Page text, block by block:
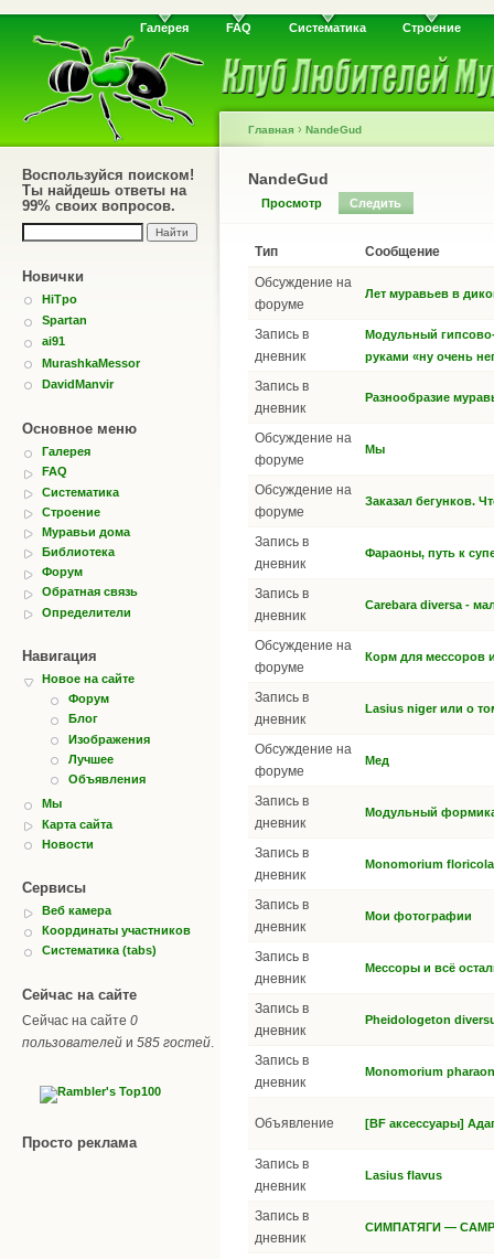
Галерея FAQ Систематика Строение
Воспользуйся поиском!
Ты найдешь ответы на
99% своих вопросов.
Новички
HiTpo
Spartan
ai91
MurashkaMessor
DavidManvir
Основное меню
Галерея
FAQ
Систематика
Строение
Муравьи дома
Библиотека
Форум
Обратная связь
Определители
Навигация
Новое на сайте
Форум
Блог
Изображения
Лучшее
Объявления
Мы
Карта сайта
Новости
Сервисы
Веб камера
Координаты участников
Систематика (tabs)
Сейчас на сайте
Сейчас на сайте 0
пользователей и 585 гостей.
Просто реклама
Главная › NandeGud
NandeGud
Просмотр Следить
Тип
Сообщение
Обсуждение на
форуме
Лет муравьев в
Запись в
дневник
Модульный
руками «ну очень
Запись в
дневник
Разнообразие
Обсуждение на
форуме
Мы
Обсуждение на
форуме
Заказал бегунков.
Запись в
дневник
Фараоны, путь к
Запись в
дневник
Carebara diversa -
Обсуждение на
форуме
Корм для мессоров
Запись в
дневник
Lasius niger или о
Обсуждение на
форуме
Мед
Запись в
дневник
Модульный
Запись в
дневник
Monomorium
Запись в
дневник
Мои фотографии
Запись в
дневник
Мессоры и всё
Запись в
дневник
Pheidologeton
Запись в
дневник
Monomorium
Объявление [BF аксессуары]
Запись в
дневник
Lasius flavus
Запись в
дневник
СИМПАТЯГИ —